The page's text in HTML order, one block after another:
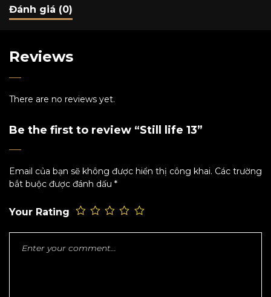
Đánh giá (0)
Reviews
There are no reviews yet.
Be the first to review “Still life 13”
Email của bạn sẽ không được hiển thị công khai. Các trường
bắt buộc được đánh dấu *
Your Rating